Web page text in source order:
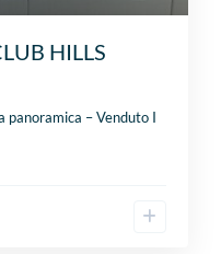
HILLS
panoramica – Venduto I